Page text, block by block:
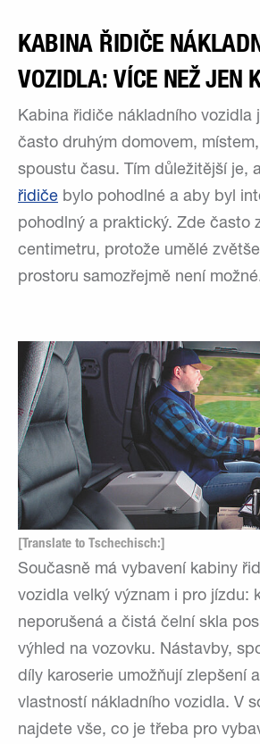
KABINA ŘIDIČE
VOZIDLA: VÍCE NEŽ JEN
Kabina řidiče nákladního vozidla
často druhým domovem,
spoustu času. Tím důležitější je,
řidiče bylo pohodlné a aby byl
pohodlný a praktický. Zde často
centimetru, protože umělé
prostoru samozřejmě není
[Translate to Tschechisch:]
Současně má vybavení kabiny
vozidla velký význam i pro jízdu:
neporušená a čistá čelní skla
výhled na vozovku. Nástavby,
díly karoserie umožňují zlepšení
vlastností nákladního vozidla. V
najdete vše, co je třeba pro